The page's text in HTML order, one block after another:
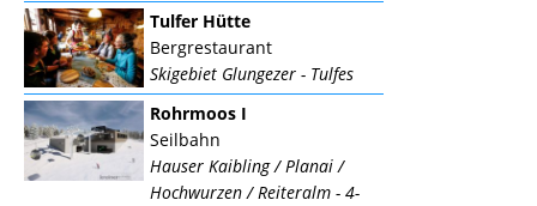
Tulfer Hütte
Bergrestaurant
Skigebiet Glungezer - Tulfes
Rohrmoos I
Seilbahn
Hauser Kaibling / Planai /
Hochwurzen / Reiteralm - 4-